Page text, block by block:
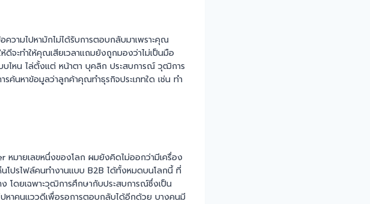
วามไปหามักไม่ได้รับการตอบกลับมาเพราะคุณ
ดีจะทำให้คุณเสียเวลาแถมยังถูกมองว่าไม่เป็นมือ
บไหน ไล่ตั้งแต่ หน้าตา บุคลิก ประสบการณ์ วุฒิการ
ค้นหาข้อมูลว่าลูกค้าคุณทำธุรกิจประเภทใด เช่น ทำ
หมายเลขหนึ่งของโลก ผมยังคิดไม่ออกว่ามีเครื่อง
นโปรไฟล์คนทำงานแบบ B2B ได้ทั้งหมดบนโลกนี้ ที่
ดยเฉพาะวุฒิการศึกษากับประสบการณ์ซึ่งเป็น
หาคนแววดีเพื่อรอการตอบกลับได้อีกด้วย บางคนมี